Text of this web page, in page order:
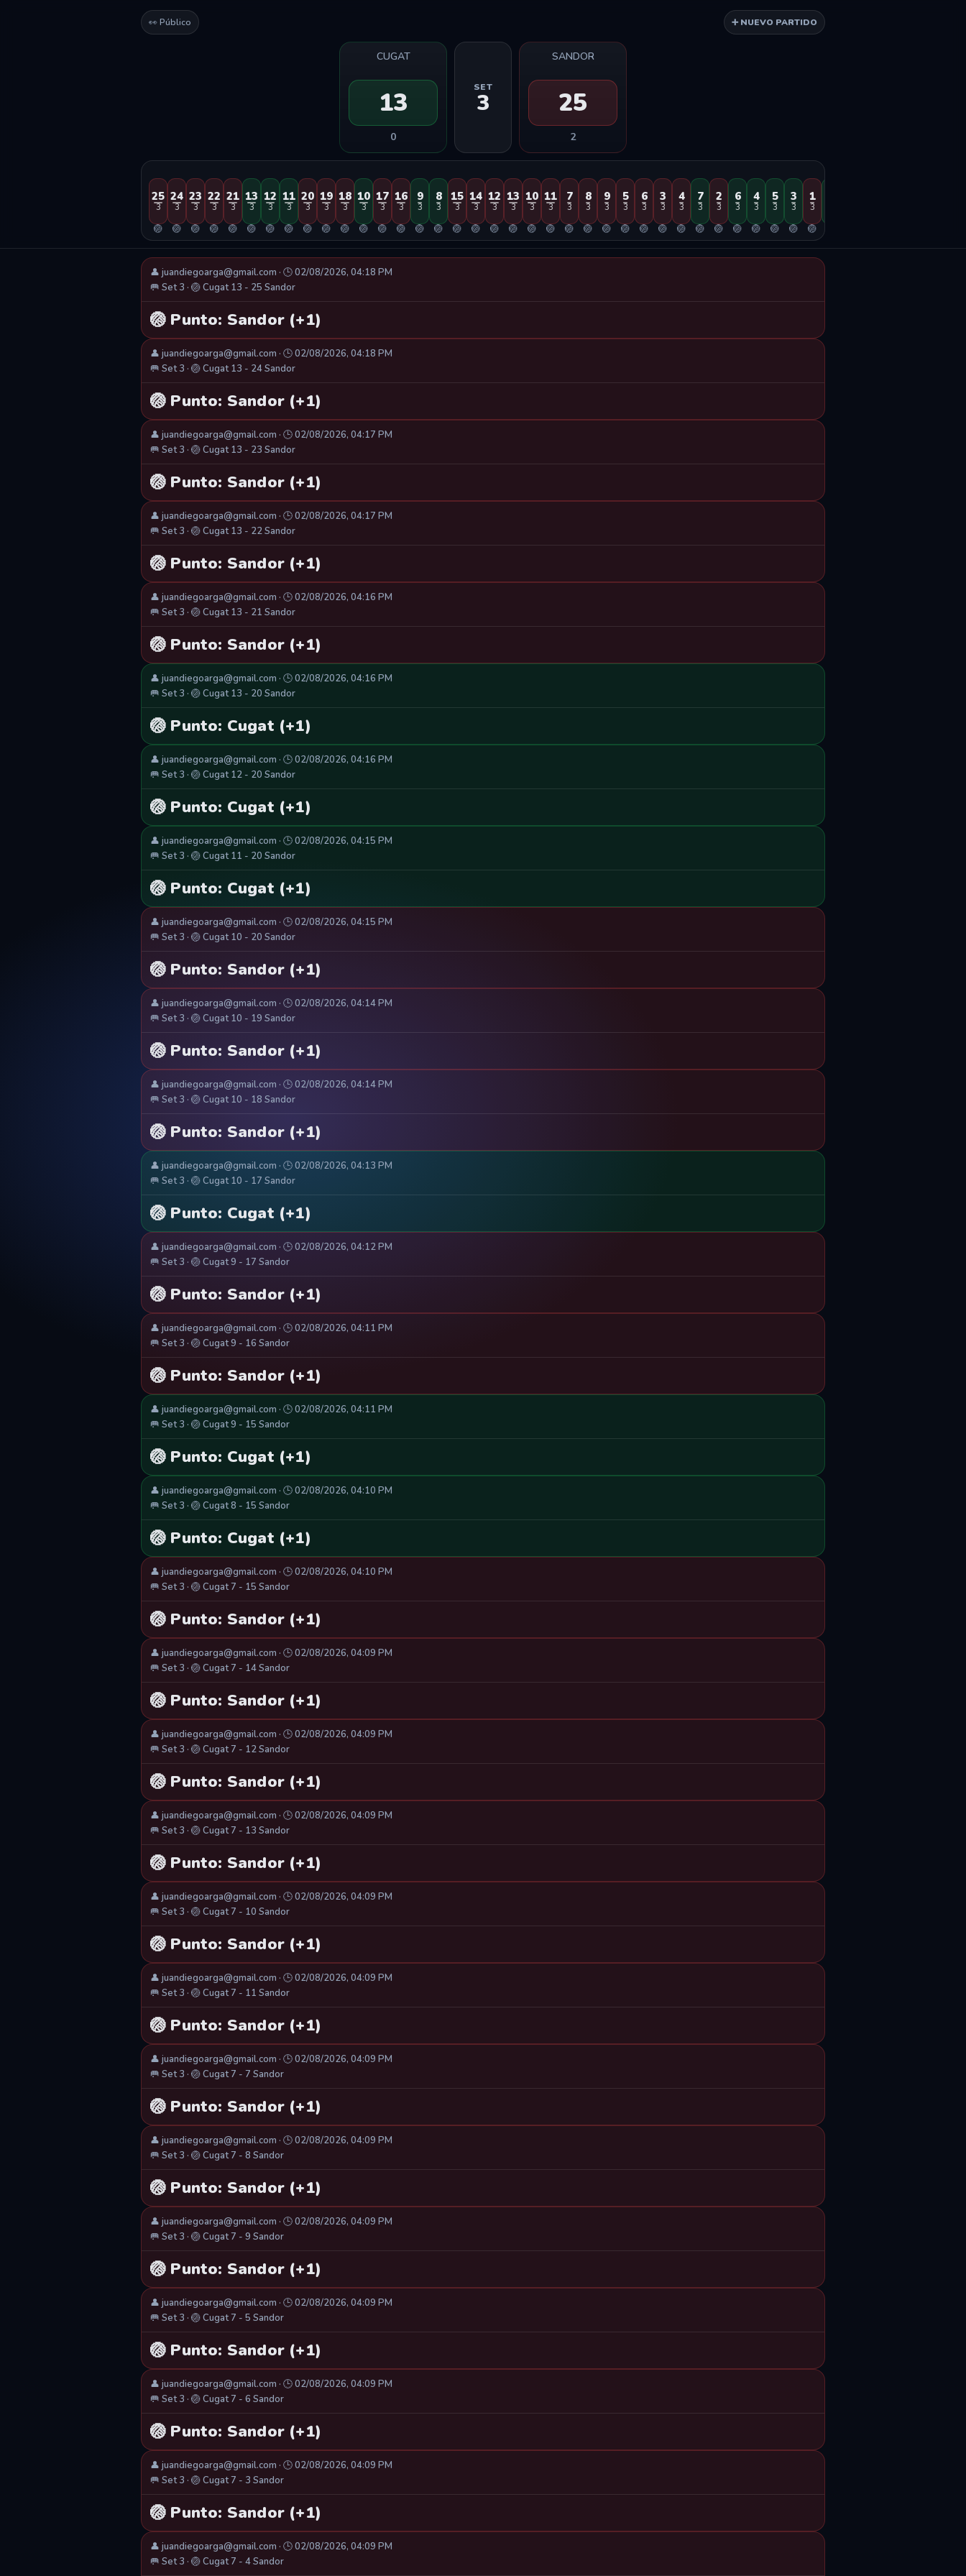
👀 Público ➕ NUEVO PARTIDO
CUGAT
13
0
SET
3
SANDOR
25
2
25
3
🏐
24
3
🏐
23
3
🏐
22
3
🏐
21
3
🏐
13
3
🏐
12
3
🏐
11
3
🏐
20
3
🏐
19
3
🏐
18
3
🏐
10
3
🏐
17
3
🏐
16
3
🏐
9
3
🏐
8
3
🏐
15
3
🏐
14
3
🏐
12
3
🏐
13
3
🏐
10
3
🏐
11
3
🏐
7
3
🏐
8
3
🏐
9
3
🏐
5
3
🏐
6
3
🏐
3
3
🏐
4
3
🏐
7
3
🏐
2
3
🏐
6
3
🏐
4
3
🏐
5
3
🏐
3
3
🏐
1
3
🏐
👤 juandiegoarga@gmail.com · 🕒 02/08/2026, 04:18 PM
🥅 Set 3 · 🏐 Cugat 13 - 25 Sandor
🏐 Punto: Sandor (+1)
👤 juandiegoarga@gmail.com · 🕒 02/08/2026, 04:18 PM
🥅 Set 3 · 🏐 Cugat 13 - 24 Sandor
🏐 Punto: Sandor (+1)
👤 juandiegoarga@gmail.com · 🕒 02/08/2026, 04:17 PM
🥅 Set 3 · 🏐 Cugat 13 - 23 Sandor
🏐 Punto: Sandor (+1)
👤 juandiegoarga@gmail.com · 🕒 02/08/2026, 04:17 PM
🥅 Set 3 · 🏐 Cugat 13 - 22 Sandor
🏐 Punto: Sandor (+1)
👤 juandiegoarga@gmail.com · 🕒 02/08/2026, 04:16 PM
🥅 Set 3 · 🏐 Cugat 13 - 21 Sandor
🏐 Punto: Sandor (+1)
👤 juandiegoarga@gmail.com · 🕒 02/08/2026, 04:16 PM
🥅 Set 3 · 🏐 Cugat 13 - 20 Sandor
🏐 Punto: Cugat (+1)
👤 juandiegoarga@gmail.com · 🕒 02/08/2026, 04:16 PM
🥅 Set 3 · 🏐 Cugat 12 - 20 Sandor
🏐 Punto: Cugat (+1)
👤 juandiegoarga@gmail.com · 🕒 02/08/2026, 04:15 PM
🥅 Set 3 · 🏐 Cugat 11 - 20 Sandor
🏐 Punto: Cugat (+1)
👤 juandiegoarga@gmail.com · 🕒 02/08/2026, 04:15 PM
🥅 Set 3 · 🏐 Cugat 10 - 20 Sandor
🏐 Punto: Sandor (+1)
👤 juandiegoarga@gmail.com · 🕒 02/08/2026, 04:14 PM
🥅 Set 3 · 🏐 Cugat 10 - 19 Sandor
🏐 Punto: Sandor (+1)
👤 juandiegoarga@gmail.com · 🕒 02/08/2026, 04:14 PM
🥅 Set 3 · 🏐 Cugat 10 - 18 Sandor
🏐 Punto: Sandor (+1)
👤 juandiegoarga@gmail.com · 🕒 02/08/2026, 04:13 PM
🥅 Set 3 · 🏐 Cugat 10 - 17 Sandor
🏐 Punto: Cugat (+1)
👤 juandiegoarga@gmail.com · 🕒 02/08/2026, 04:12 PM
🥅 Set 3 · 🏐 Cugat 9 - 17 Sandor
🏐 Punto: Sandor (+1)
👤 juandiegoarga@gmail.com · 🕒 02/08/2026, 04:11 PM
🥅 Set 3 · 🏐 Cugat 9 - 16 Sandor
🏐 Punto: Sandor (+1)
👤 juandiegoarga@gmail.com · 🕒 02/08/2026, 04:11 PM
🥅 Set 3 · 🏐 Cugat 9 - 15 Sandor
🏐 Punto: Cugat (+1)
👤 juandiegoarga@gmail.com · 🕒 02/08/2026, 04:10 PM
🥅 Set 3 · 🏐 Cugat 8 - 15 Sandor
🏐 Punto: Cugat (+1)
👤 juandiegoarga@gmail.com · 🕒 02/08/2026, 04:10 PM
🥅 Set 3 · 🏐 Cugat 7 - 15 Sandor
🏐 Punto: Sandor (+1)
👤 juandiegoarga@gmail.com · 🕒 02/08/2026, 04:09 PM
🥅 Set 3 · 🏐 Cugat 7 - 14 Sandor
🏐 Punto: Sandor (+1)
👤 juandiegoarga@gmail.com · 🕒 02/08/2026, 04:09 PM
🥅 Set 3 · 🏐 Cugat 7 - 12 Sandor
🏐 Punto: Sandor (+1)
👤 juandiegoarga@gmail.com · 🕒 02/08/2026, 04:09 PM
🥅 Set 3 · 🏐 Cugat 7 - 13 Sandor
🏐 Punto: Sandor (+1)
👤 juandiegoarga@gmail.com · 🕒 02/08/2026, 04:09 PM
🥅 Set 3 · 🏐 Cugat 7 - 10 Sandor
🏐 Punto: Sandor (+1)
👤 juandiegoarga@gmail.com · 🕒 02/08/2026, 04:09 PM
🥅 Set 3 · 🏐 Cugat 7 - 11 Sandor
🏐 Punto: Sandor (+1)
👤 juandiegoarga@gmail.com · 🕒 02/08/2026, 04:09 PM
🥅 Set 3 · 🏐 Cugat 7 - 7 Sandor
🏐 Punto: Sandor (+1)
👤 juandiegoarga@gmail.com · 🕒 02/08/2026, 04:09 PM
🥅 Set 3 · 🏐 Cugat 7 - 8 Sandor
🏐 Punto: Sandor (+1)
👤 juandiegoarga@gmail.com · 🕒 02/08/2026, 04:09 PM
🥅 Set 3 · 🏐 Cugat 7 - 9 Sandor
🏐 Punto: Sandor (+1)
👤 juandiegoarga@gmail.com · 🕒 02/08/2026, 04:09 PM
🥅 Set 3 · 🏐 Cugat 7 - 5 Sandor
🏐 Punto: Sandor (+1)
👤 juandiegoarga@gmail.com · 🕒 02/08/2026, 04:09 PM
🥅 Set 3 · 🏐 Cugat 7 - 6 Sandor
🏐 Punto: Sandor (+1)
👤 juandiegoarga@gmail.com · 🕒 02/08/2026, 04:09 PM
🥅 Set 3 · 🏐 Cugat 7 - 3 Sandor
🏐 Punto: Sandor (+1)
👤 juandiegoarga@gmail.com · 🕒 02/08/2026, 04:09 PM
🥅 Set 3 · 🏐 Cugat 7 - 4 Sandor